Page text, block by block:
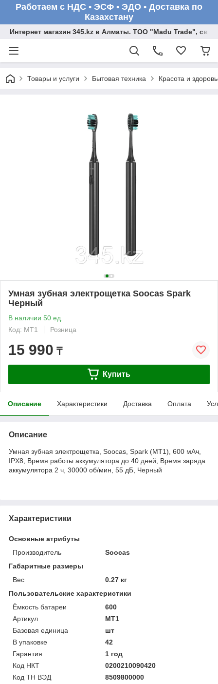
Работаем с НДС • ЭСФ • ЭДО • Доставка по
Казахстану
Интернет магазин 345.kz в Алматы. ТОО "Madu Trade",
Товары и услуги Бытовая техника Красота и
Умная зубная электрощетка Soocas Spark
Черный
В наличии 50 ед.
Код: MT1
Розница
15 990 ₸
Купить
Описание Характеристики Доставка Оплата
Описание
Умная зубная электрощетка, Soocas, Spark (MT1), 600 мАч,
IPX8, Время работы аккумулятора до 40 дней, Время заряда
аккумулятора 2 ч, 30000 об/мин, 55 дБ, Черный
Характеристики
Основные атрибуты
Производитель
Soocas
Габаритные размеры
Вес
0.27 кг
Пользовательские характеристики
Ёмкость батареи
600
Артикул
MT1
Базовая единица
шт
В упаковке
42
Гарантия
1 год
Код НКТ
0200210090420
Код ТН ВЭД
8509800000